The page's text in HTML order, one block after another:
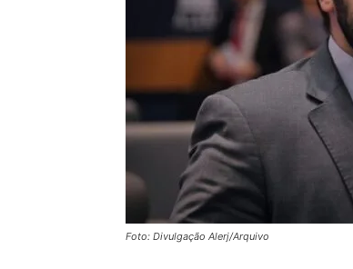
Foto: Divulgação Alerj/Arquivo